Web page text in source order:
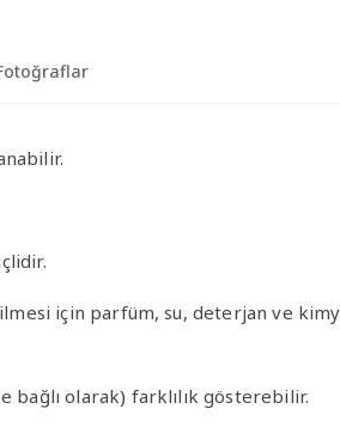
için parfüm, su, deterjan ve
bağlı olarak) farklılık gösterebilir.